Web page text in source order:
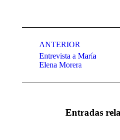
entre
publicaciones
ANTERIOR
Publicación
anterior:
Entrevista a María
Elena Morera
Entradas